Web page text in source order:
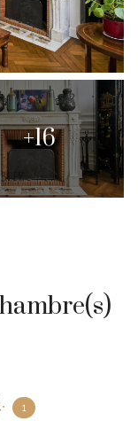
+16
1